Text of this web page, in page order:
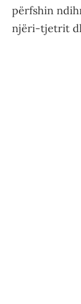
përfshin
njëri-tjetrit